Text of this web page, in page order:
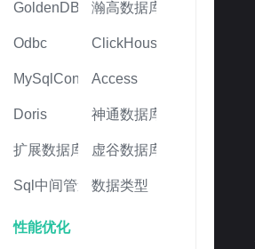
GoldenDB 瀚高数据库
Odbc ClickHouse
MySqlConnector
Access
Doris 神通数据库
扩展数据库 虚谷数据库
Sql中间管道 数据类型
性能优化